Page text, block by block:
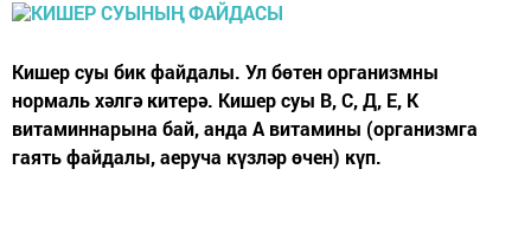
Кишер суы бик файдалы. Ул бөтен организмны
нормаль хәлгә китерә. Кишер суы В, С, Д, Е, К
витаминнарына бай, анда А витамины (организмга
гаять файдалы, аеруча күзләр өчен) күп.